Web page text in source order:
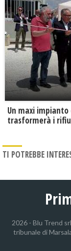
Un maxi
trasformerà i
TI POTREBBE
2026 - Blu Trend
tribunale di